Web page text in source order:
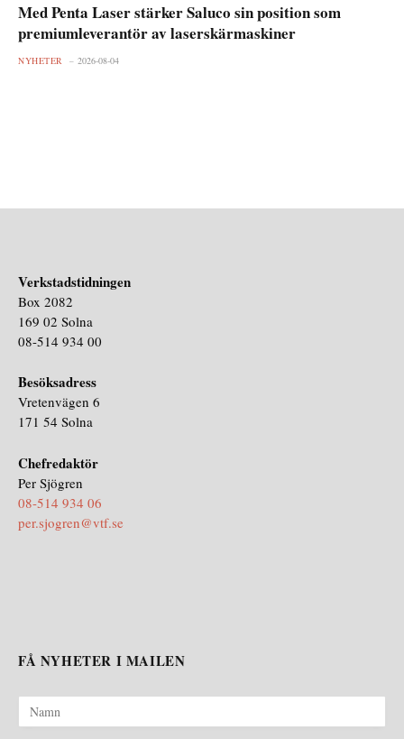
Med Penta Laser stärker Saluco sin position som
premiumleverantör av laserskärmaskiner
NYHETER 2026-08-04
Verkstadstidningen
Box 2082
169 02 Solna
08-514 934 00
Besöksadress
Vretenvägen 6
171 54 Solna
Chefredaktör
Per Sjögren
08-514 934 06
per.sjogren@vtf.se
FÅ NYHETER I MAILEN